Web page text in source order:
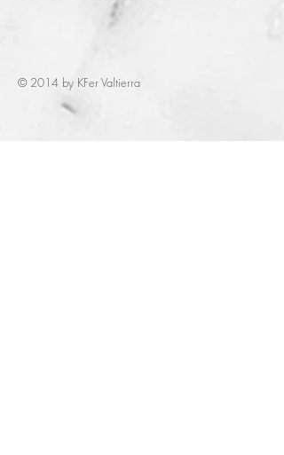
© 2014 by KFer Valtierra